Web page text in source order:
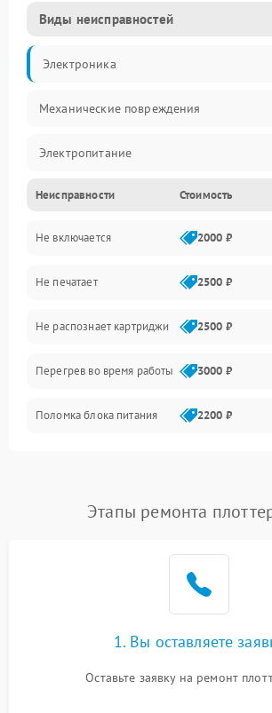
Виды неисправностей
Электроника
Механические повреждения
Электропитание
Работа системы
Механика
Оптика
Программное обеспечение
Корпус/Герметичность
Интерфейсы
Неисправности Стоимость
Не включается 2000 ₽
Не печатает 2500 ₽
Не распознает картриджи 2500 ₽
Перегрев во время работы 3000 ₽
Поломка блока питания 2200 ₽
Этапы ремонта
1. Вы оставляете
Оставьте заявку на ремонт